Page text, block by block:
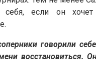
себя, если он
говорили
восстановиться.